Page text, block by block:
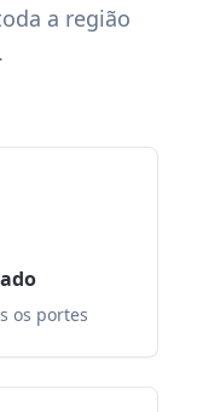
a região
os portes